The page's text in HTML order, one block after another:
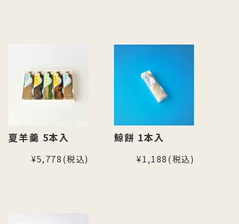
夏羊羹 5本入
¥5,778(税込)
鯨餅 1本入
¥1,188(税込)